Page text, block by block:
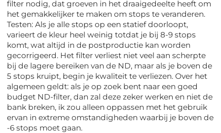
filter nodig, dat groeven in het draaigedeelte heeft om
het gemakkelijker te maken om stops te veranderen.
Testen: Als je alle stops op een statief doorloopt,
varieert de kleur heel weinig totdat je bij 8-9 stops
komt, wat altijd in de postproductie kan worden
gecorrigeerd. Het filter verliest niet veel aan scherpte
bij de lagere bereiken van de ND, maar als je boven de
5 stops kruipt, begin je kwaliteit te verliezen. Over het
algemeen geldt: als je op zoek bent naar een goed
budget ND-filter, dan zal deze zeker werken en niet de
bank breken, ik zou alleen oppassen met het gebruik
ervan in extreme omstandigheden waarbij je boven de
-6 stops moet gaan.